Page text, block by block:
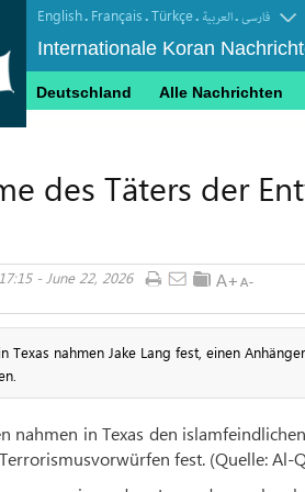
English. Français.Türkçe. العربیة.فارسی
Internationale Koran
Deutschland Alle Nachrichten
des Täters der
17:15 - June 22, 2026
Texas nahmen Jake Lang fest, einen
nahmen in Texas den
fest. (Quelle: Al-